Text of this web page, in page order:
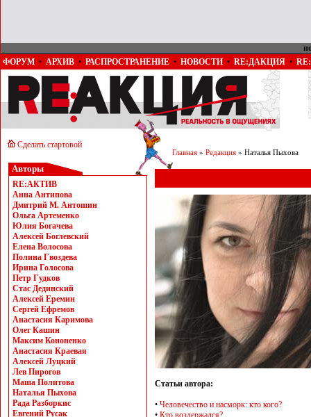
ФОРУМ • АРХИВ • РАСПРОСТРАНЕНИЕ • НОВОСТИ • RE:ДАКЦИЯ •
Сделать стартовой
Авторы
RE:АКТИВ
Анна Антипова
Дмитрий М. Антошин
Ольга Артеменко
Юлия Богачева
Алексей Боглевский
Елена Волосова
Полина Гвоздева
Ирина Голосова
Петр Гудков
Стас Дединский
Алексей Еремин
Сергей Ефремов
Анастасия Каримова
Олег Кашин
Максим Кононенко
Анастасия Краевая
Алексей Луцкий
Лев Пирогов
Маша Политова
Наталья Пыхова
Рада Разборкис
Евгений Русак
Главная » Редакция » Наталья Пыхова
Статьи автора:
• Человечество и насморк: кто кого?
• Кто воздержался?